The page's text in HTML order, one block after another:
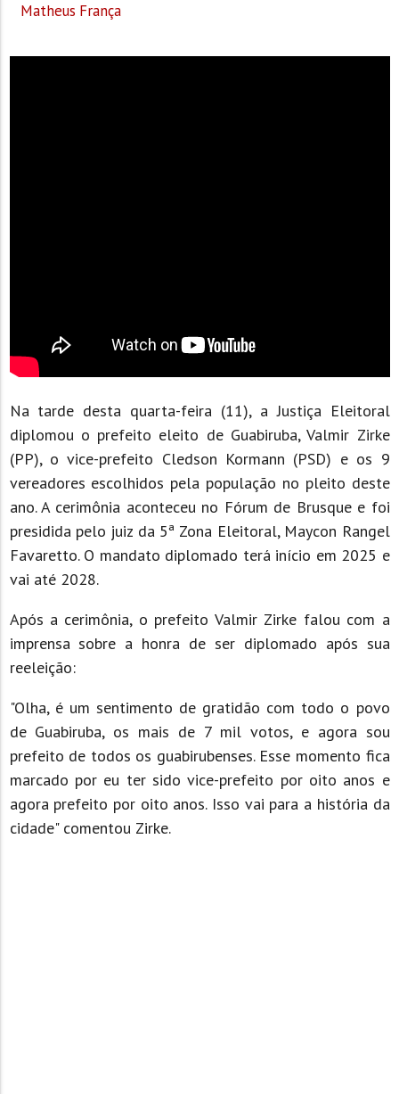
Matheus França
Na tarde desta quarta-feira (11), a Justiça Eleitoral
diplomou o prefeito eleito de Guabiruba, Valmir Zirke
(PP), o vice-prefeito Cledson Kormann (PSD) e os 9
vereadores escolhidos pela população no pleito deste
ano. A cerimônia aconteceu no Fórum de Brusque e foi
presidida pelo juiz da 5ª Zona Eleitoral, Maycon Rangel
Favaretto. O mandato diplomado terá início em 2025 e
vai até 2028.
Após a cerimônia, o prefeito Valmir Zirke falou com a
imprensa sobre a honra de ser diplomado após sua
reeleição:
"Olha, é um sentimento de gratidão com todo o povo
de Guabiruba, os mais de 7 mil votos, e agora sou
prefeito de todos os guabirubenses. Esse momento fica
marcado por eu ter sido vice-prefeito por oito anos e
agora prefeito por oito anos. Isso vai para a história da
cidade" comentou Zirke.